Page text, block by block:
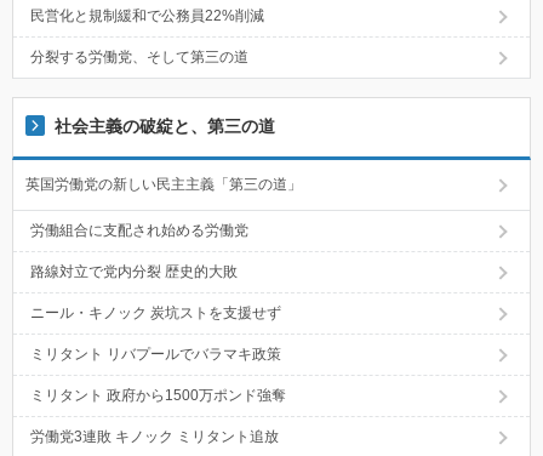
民営化と規制緩和で公務員22%削減
分裂する労働党、そして第三の道
社会主義の破綻と、第三の道
英国労働党の新しい民主主義「第三の道」
労働組合に支配され始める労働党
路線対立で党内分裂 歴史的大敗
ニール・キノック 炭坑ストを支援せず
ミリタント リバプールでバラマキ政策
ミリタント 政府から1500万ポンド強奪
労働党3連敗 キノック ミリタント追放